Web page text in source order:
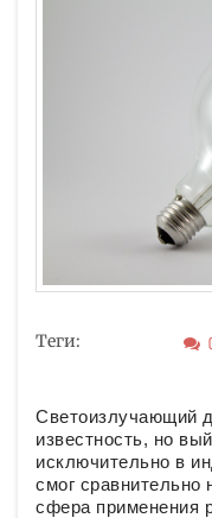
Теги:
Светоизлучающий
известность, но
исключительно в
смог
сфера применения